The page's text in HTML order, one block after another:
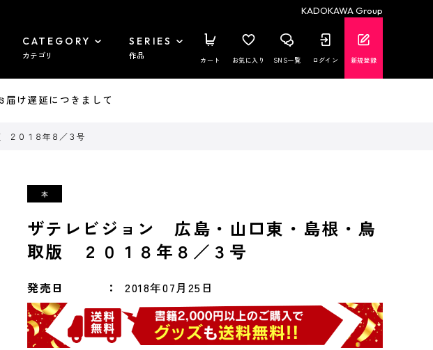
KADOKAWA Group
CATEGORY
カテゴリ
SERIES
作品 カート お気に入り SNS一覧 ログイン 新規登録
け遅延につきまして
２０１８年８／３号
ザテレビジョン 広島・山口東・島根・鳥
取版 ２０１８年８／３号
発売日 2018年07月25日